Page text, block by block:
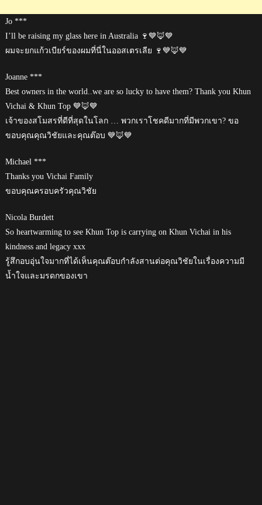
Jo ***
I’ll be raising my glass here in Australia 🍷💙🦊💙
ผมจะยกแก้วเบียร์ของผมที่นี่ในออสเตรเลีย 🍷💙🦊💙
Joanne ***
Best owners in the world..we are so lucky to have them? Thank you Khun
Vichai & Khun Top 💙🦊💙
เจ้าของสโมสรที่ดีที่สุดในโลก … พวกเราโชคดีมากที่มีพวกเขา? ขอ
ขอบคุณคุณวิชัยและคุณต๊อบ 💙🦊💙
Michael ***
Thanks you Vichai Family
ขอบคุณครอบครัวคุณวิชัย
Nicola Burdett
So heartwarming to see Khun Top is carrying on Khun Vichai in his
kindness and legacy xxx
รู้สึกอบอุ่นใจมากที่ได้เห็นคุณต๊อบกำลังสานต่อคุณวิชัยในเรื่องความมี
น้ำใจและมรดกของเขา